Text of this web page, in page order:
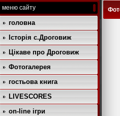
меню сайту
головна
Історія с.Дроговиж
Цікаве про Дроговиж
Фотогалерея
гостьова книга
LIVESCORES
on-line ігри